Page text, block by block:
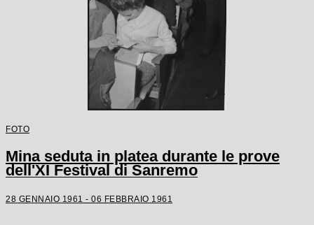
FOTO
Mina seduta in platea durante le prove
dell'XI Festival di Sanremo
28 GENNAIO 1961 - 06 FEBBRAIO 1961